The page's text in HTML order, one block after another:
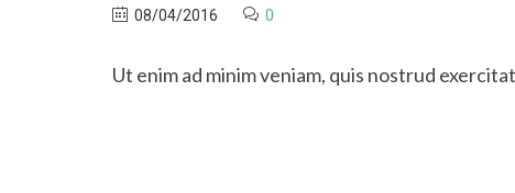
08/04/2016 0
Ut enim ad minim veniam, quis nostrud